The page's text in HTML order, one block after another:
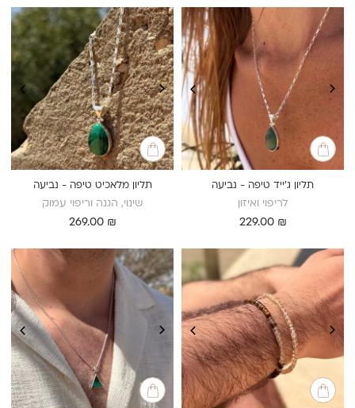
תליון ג'ייד טיפה - נביעה
לריפוי ואיזון
229.00 ₪
תליון מלאכיט טיפה - נביעה
שינוי, הגנה וריפוי עמוק
269.00 ₪